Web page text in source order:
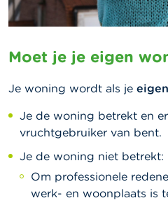
Moet je je eigen
Je woning wordt als je
Je de woning betrekt en
vruchtgebruiker van bent.
Je de woning niet betrekt:
Om professionele
werk- en woonplaats is